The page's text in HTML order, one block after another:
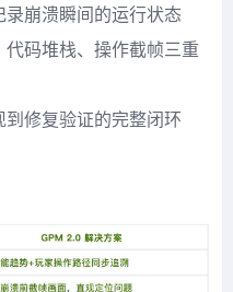
崩溃瞬间的运行状态
码堆栈、操作截帧三重
修复验证的完整闭环